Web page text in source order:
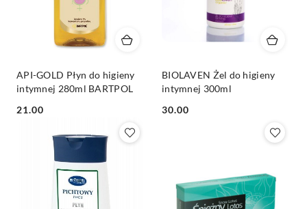
API-GOLD Płyn do higieny
intymnej 280ml BARTPOL
Cena:
21.00
BIOLAVEN Żel do higieny
intymnej 300ml
Cena:
30.00